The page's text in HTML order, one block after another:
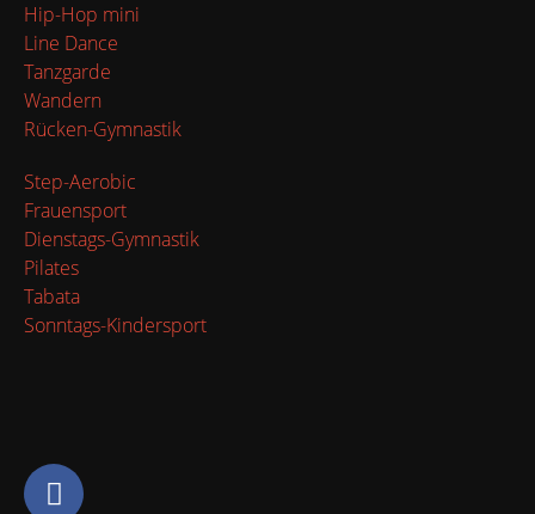
Hip-Hop mini
Line Dance
Tanzgarde
Wandern
Rücken-Gymnastik
Step-Aerobic
Frauensport
Dienstags-Gymnastik
Pilates
Tabata
Sonntags-Kindersport